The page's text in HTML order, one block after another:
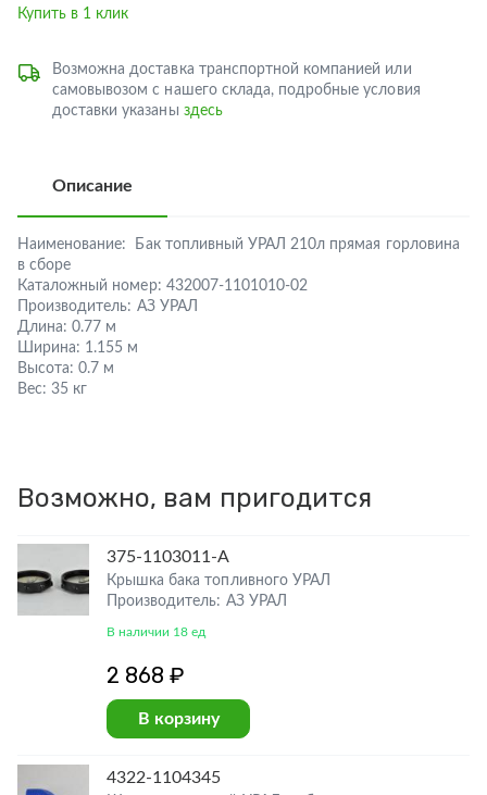
Купить в 1 клик
Возможна доставка транспортной компанией или
самовывозом с нашего склада, подробные условия
доставки указаны здесь
Описание
Наименование:
Бак топливный УРАЛ 210л прямая горловина
в сборе
Каталожный номер: 432007-1101010-02
Производитель: АЗ УРАЛ
Длина: 0.77 м
Ширина: 1.155 м
Высота: 0.7 м
Вес: 35 кг
Возможно, вам пригодится
375-1103011-А
Крышка бака топливного УРАЛ
Производитель: АЗ УРАЛ
В наличии 18 ед
2 868 ₽
В корзину
4322-1104345